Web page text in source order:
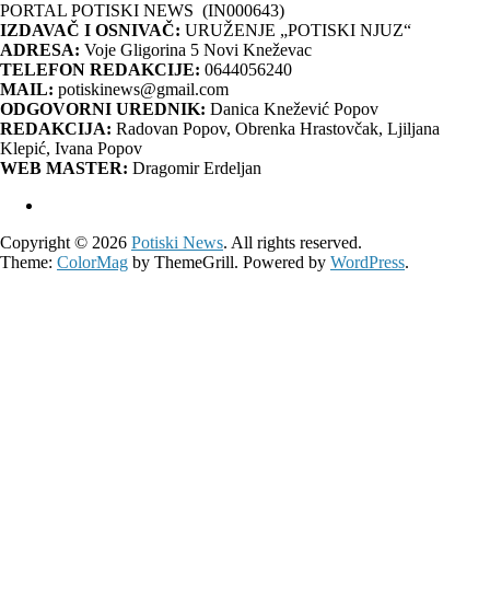
PORTAL POTISKI NEWS (IN000643)
IZDAVAČ I OSNIVAČ: URUŽENJE „POTISKI NJUZ“
ADRESA: Voje Gligorina 5 Novi Kneževac
TELEFON REDAKCIJE: 0644056240
MAIL: potiskinews@gmail.com
ODGOVORNI UREDNIK: Danica Knežević Popov
REDAKCIJA: Radovan Popov, Obrenka Hrastovčak, Ljiljana
Klepić, Ivana Popov
WEB MASTER: Dragomir Erdeljan
Copyright © 2026 Potiski News. All rights reserved.
Theme: ColorMag by ThemeGrill. Powered by WordPress.